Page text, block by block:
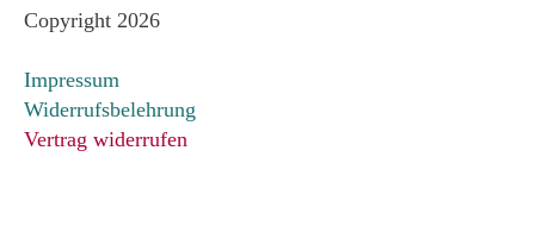
Copyright 2026
Impressum
Widerrufsbelehrung
Vertrag widerrufen